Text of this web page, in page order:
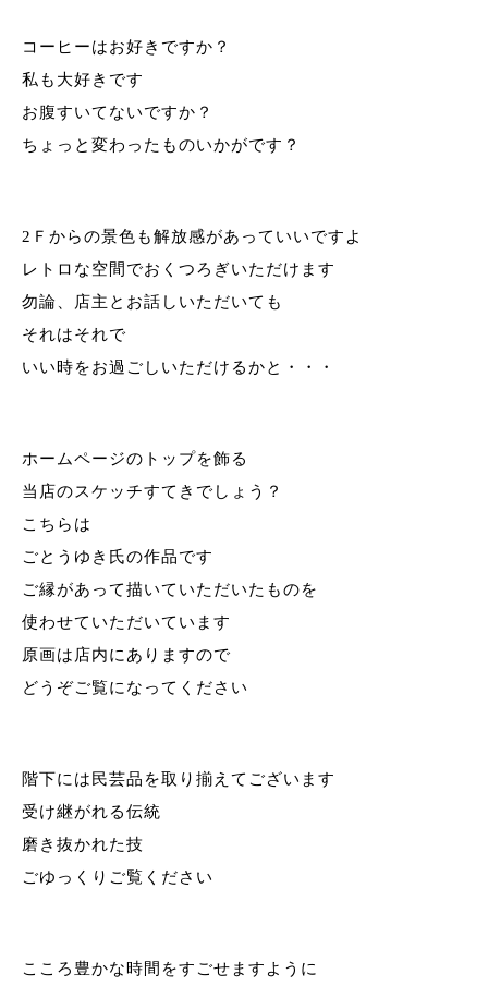
コーヒーはお好きですか？
私も大好きです
お腹すいてないですか？
ちょっと変わったものいかがです？
2 Ｆからの景色も解放感があっていいですよ
レトロな空間でおくつろぎいただけます
勿論、店主とお話しいただいても
それはそれで
いい時をお過ごしいただけるかと・・・
ホームページのトップを飾る
当店のスケッチすてきでしょう？
こちらは
ごとうゆき氏の作品です
ご縁があって描いていただいたものを
使わせていただいています
原画は店内にありますので
どうぞご覧になってください
階下には民芸品を取り揃えてございます
受け継がれる伝統
磨き抜かれた技
ごゆっくりご覧ください
こころ豊かな時間をすごせますように